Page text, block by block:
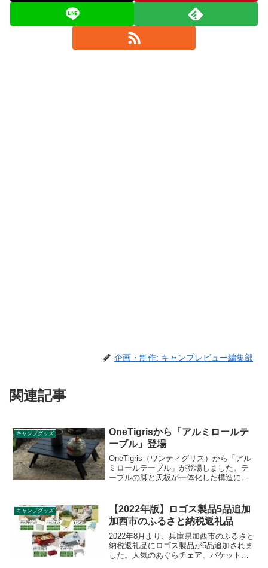
企画・制作: キャンプレビュー編集部
関連記事
キャンプグッズ
OneTigrisから「アルミロールテ
ーブル」登場
OneTigris（ワンティグリス）から「アル
ミロールテーブル」が登場しました。テ
ーブルの脚と天板が一体化した構造にな
軽量なアルミが採用されており、耐熱性
もあります。詳細をレビューします。
キャンプグッズ
【2022年版】ロゴス製品5品追加
加西市のふるさと納税返礼品
2022年8月より、兵庫県加西市のふるさと
納税返礼品にロゴス製品が5品追加されま
した。人気のあぐらチェア、バケットチ